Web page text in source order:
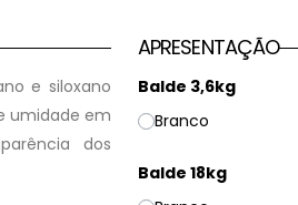
e siloxano
umidade em
dos
APRESENTAÇÃO
Balde 3,6kg
Branco
Balde 18kg